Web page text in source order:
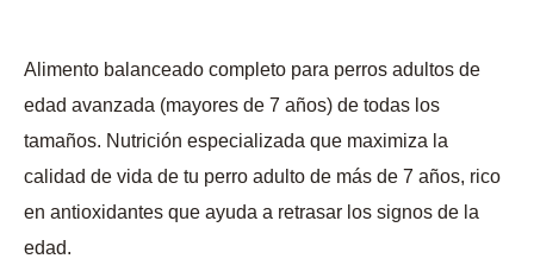
Alimento balanceado completo para perros adultos de
edad avanzada (mayores de 7 años) de todas los
tamaños. Nutrición especializada que maximiza la
calidad de vida de tu perro adulto de más de 7 años, rico
en antioxidantes que ayuda a retrasar los signos de la
edad.